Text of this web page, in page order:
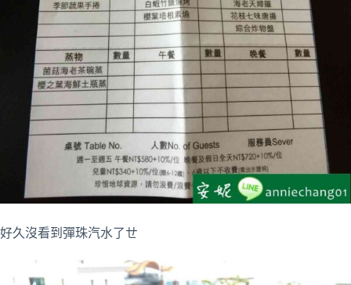
好久沒看到彈珠汽水了ㄝ